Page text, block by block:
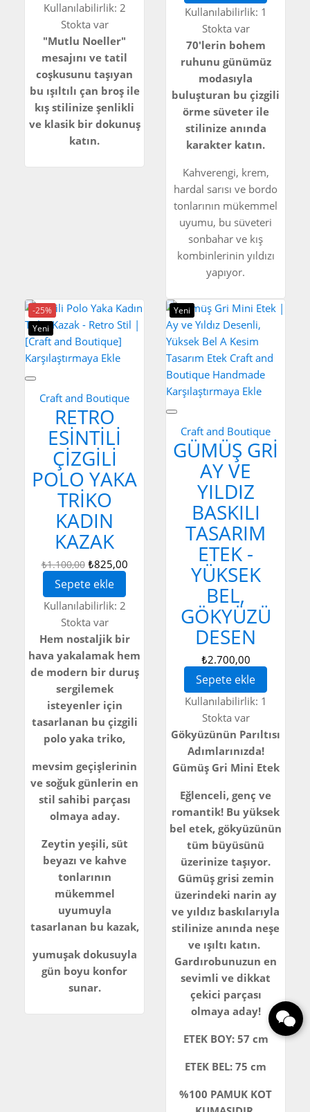
Kullanılabilirlik: 2
Stokta var
"Mutlu Noeller"
mesajını ve tatil
coşkusunu taşıyan
bu ışıltılı çan broş ile
kış stilinize şenlikli
ve klasik bir dokunuş
katın.
Kullanılabilirlik: 1
Stokta var
70'lerin bohem
ruhunu günümüz
modasıyla
buluşturan bu çizgili
örme süveter ile
stilinize anında
karakter katın.
Kahverengi, krem,
hardal sarısı ve bordo
tonlarının mükemmel
uyumu, bu süveteri
sonbahar ve kış
kombinlerinin yıldızı
yapıyor.
-25%
Yeni
Karşılaştırmaya Ekle
Craft and Boutique
RETRO
ESINTILI
ÇIZGILI
POLO YAKA
TRIKO
KADIN
KAZAK
₺1.100,00 ₺825,00
Sepete ekle
Kullanılabilirlik: 2
Stokta var
Hem nostaljik bir
hava yakalamak hem
de modern bir duruş
sergilemek
isteyenler için
tasarlanan bu çizgili
polo yaka triko,
mevsim geçişlerinin
ve soğuk günlerin en
stil sahibi parçası
olmaya aday.
Zeytin yeşili, süt
beyazı ve kahve
tonlarının
mükemmel
uyumuyla
tasarlanan bu kazak,
yumuşak dokusuyla
gün boyu konfor
sunar.
Yeni
Karşılaştırmaya Ekle
Craft and Boutique
GÜMÜŞ GRI
AY VE
YILDIZ
BASKILI
TASARIM
ETEK -
YÜKSEK
BEL,
GÖKYÜZÜ
DESEN
₺2.700,00
Sepete ekle
Kullanılabilirlik: 1
Stokta var
Gökyüzünün Parıltısı
Adımlarınızda!
Gümüş Gri Mini Etek
Eğlenceli, genç ve
romantik! Bu yüksek
bel etek, gökyüzünün
tüm büyüsünü
üzerinize taşıyor.
Gümüş grisi zemin
üzerindeki narin ay
ve yıldız baskılarıyla
stilinize anında neşe
ve ışıltı katın.
Gardırobunuzun en
sevimli ve dikkat
çekici parçası
olmaya aday!
ETEK BOY: 57 cm
ETEK BEL: 75 cm
%100 PAMUK KOT